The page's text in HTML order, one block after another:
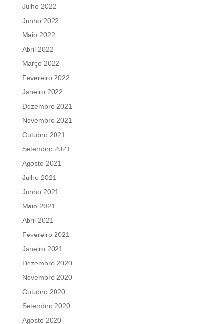
Julho 2022
Junho 2022
Maio 2022
Abril 2022
Março 2022
Fevereiro 2022
Janeiro 2022
Dezembro 2021
Novembro 2021
Outubro 2021
Setembro 2021
Agosto 2021
Julho 2021
Junho 2021
Maio 2021
Abril 2021
Fevereiro 2021
Janeiro 2021
Dezembro 2020
Novembro 2020
Outubro 2020
Setembro 2020
Agosto 2020